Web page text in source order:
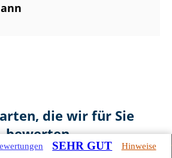
die wir für Sie
bewerten
SEHR GUT Hinweise